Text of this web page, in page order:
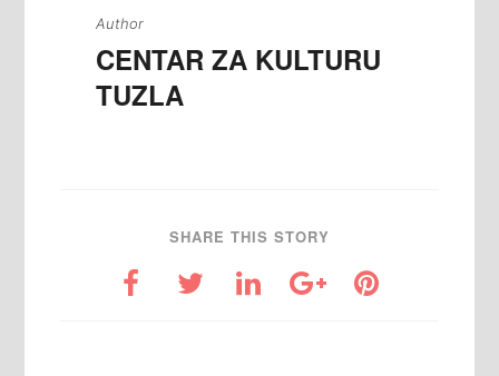
Author
CENTAR ZA KULTURU
TUZLA
SHARE THIS STORY